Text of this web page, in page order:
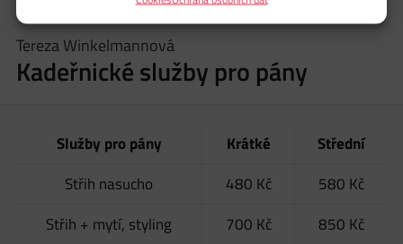
Tereza Winkelmannová
Kadeřnické služby pro pány
Služby pro pány Krátké
Střední
Střih nasucho
480 Kč
580 Kč
Střih + mytí, styling
700 Kč
850 Kč